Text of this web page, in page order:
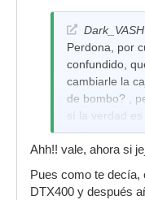
Perdona, por
confundido,
cambiarle la
de bombo? ,
sí la verdad
comprarse
ponerle una
La verdad es
se si
Ahh!! vale, ahora si
Pues como te decía,
DTX400 y después